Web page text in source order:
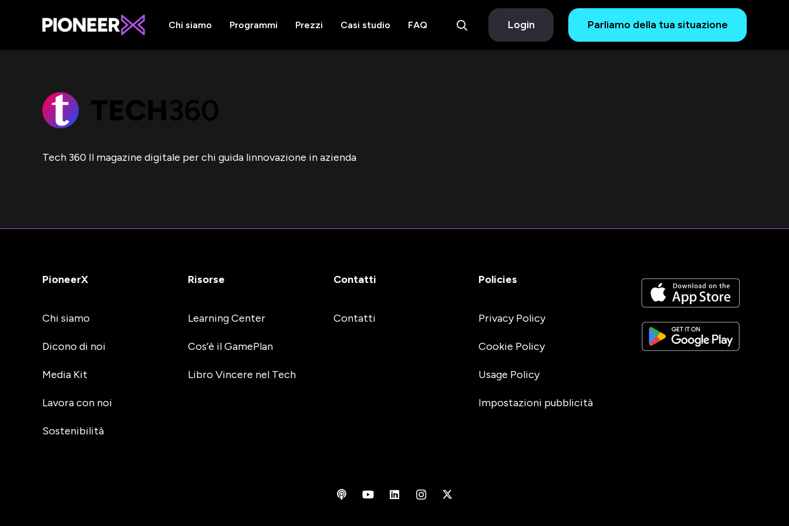
Chi siamo Programmi Prezzi Casi studio FAQ Login Parliamo della tua situazione
Tech 360 Il magazine digitale per chi guida linnovazione in azienda
PioneerX
Chi siamo
Dicono di noi
Media Kit
Lavora con noi
Sostenibilità
Risorse
Learning Center
Cos’è il GamePlan
Libro Vincere nel Tech
Contatti
Contatti
Policies
Privacy Policy
Cookie Policy
Usage Policy
Impostazioni pubblicità